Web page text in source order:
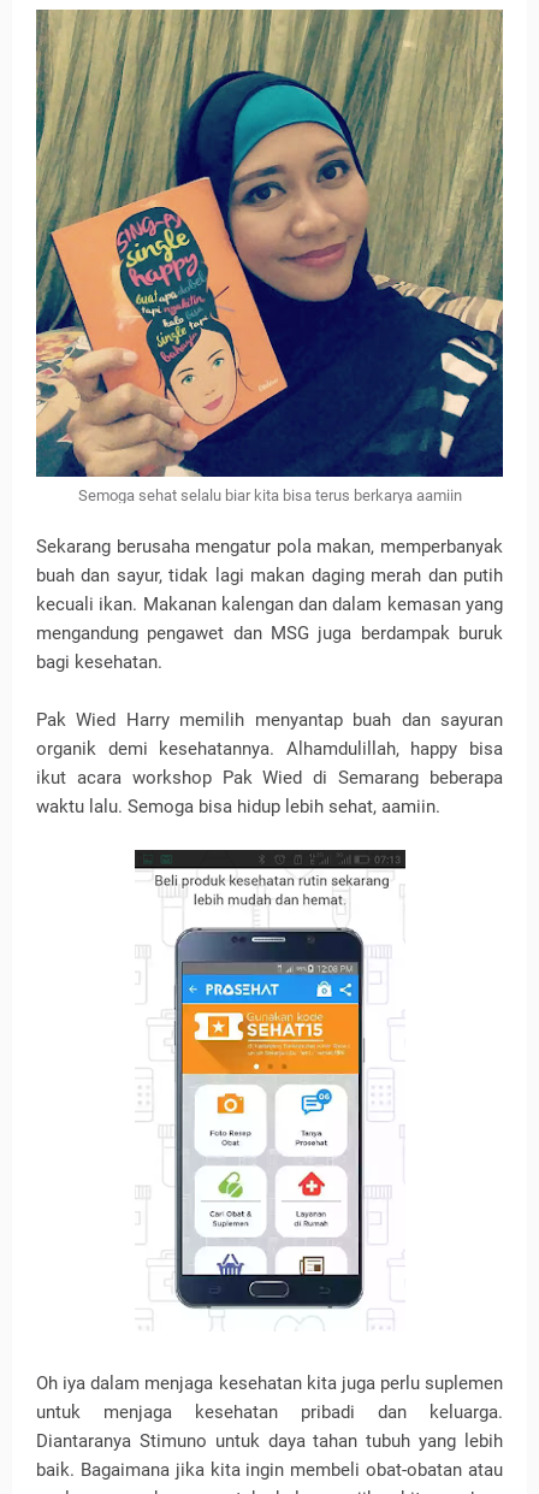
Semoga sehat selalu biar kita bisa terus berkarya aamiin
Sekarang berusaha mengatur pola makan, memperbanyak
buah dan sayur, tidak lagi makan daging merah dan putih
kecuali ikan. Makanan kalengan dan dalam kemasan yang
mengandung pengawet dan MSG juga berdampak buruk
bagi kesehatan.
Pak Wied Harry memilih menyantap buah dan sayuran
organik demi kesehatannya. Alhamdulillah, happy bisa
ikut acara workshop Pak Wied di Semarang beberapa
waktu lalu. Semoga bisa hidup lebih sehat, aamiin.
Oh iya dalam menjaga kesehatan kita juga perlu suplemen
untuk menjaga kesehatan pribadi dan keluarga.
Diantaranya Stimuno untuk daya tahan tubuh yang lebih
baik. Bagaimana jika kita ingin membeli obat-obatan atau